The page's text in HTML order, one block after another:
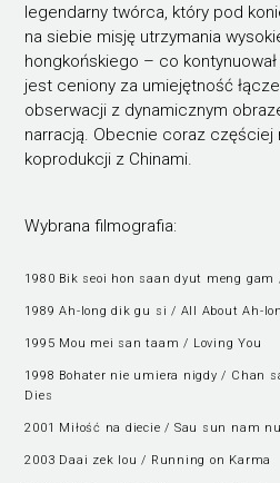
legendarny twórca, który pod
na siebie misję utrzymania
hongkońskiego – co
jest ceniony za umiejętność
obserwacji z dynamicznym
narracją. Obecnie coraz częściej
koprodukcji z Chinami.
Wybrana filmografia:
1980 Bik seoi hon saan dyut meng
1989 Ah-long dik gu si / All About Ah-
1995 Mou mei san taam / Loving You
1998 Bohater nie umiera nigdy / Chan
Dies
2001 Miłość na diecie / Sau sun nam
2003 Daai zek lou / Running on Karma